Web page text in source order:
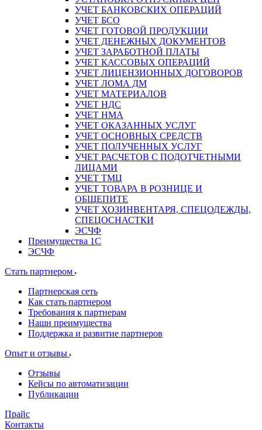
УЧЕТ БАНКОВСКИХ ОПЕРАЦИЙ
УЧЕТ БСО
УЧЕТ ГОТОВОЙ ПРОДУКЦИИ
УЧЕТ ДЕНЕЖНЫХ ДОКУМЕНТОВ
УЧЕТ ЗАРАБОТНОЙ ПЛАТЫ
УЧЕТ КАССОВЫХ ОПЕРАЦИЙ
УЧЕТ ЛИЦЕНЗИОННЫХ ДОГОВОРОВ
УЧЕТ ЛОМА ДМ
УЧЕТ МАТЕРИАЛОВ
УЧЕТ НДС
УЧЕТ НМА
УЧЕТ ОКАЗАННЫХ УСЛУГ
УЧЕТ ОСНОВНЫХ СРЕДСТВ
УЧЕТ ПОЛУЧЕННЫХ УСЛУГ
УЧЕТ РАСЧЕТОВ С ПОДОТЧЕТНЫМИ
ЛИЦАМИ
УЧЕТ ТМЦ
УЧЕТ ТОВАРА В РОЗНИЦЕ И
ОБЩЕПИТЕ
УЧЕТ ХОЗИНВЕНТАРЯ, СПЕЦОДЕЖДЫ,
СПЕЦОСНАСТКИ
ЭСЧФ
Преимущества 1С
ЭСЧФ
Стать партнером
Партнерская сеть
Как стать партнером
Требования к партнерам
Наши преимущества
Поддержка и развитие партнеров
Опыт и отзывы
Отзывы
Кейсы по автоматизации
Публикации
Прайс
Контакты